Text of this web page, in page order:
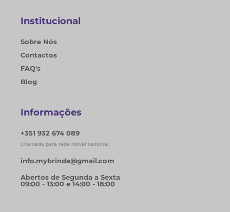
Institucional
Sobre Nós
Contactos
FAQ's
Blog
Informações
+351 932 674 089
Chamada para rede móvel nacional
info.mybrinde@gmail.com
Abertos de Segunda a Sexta
09:00 - 13:00 e 14:00 - 18:00